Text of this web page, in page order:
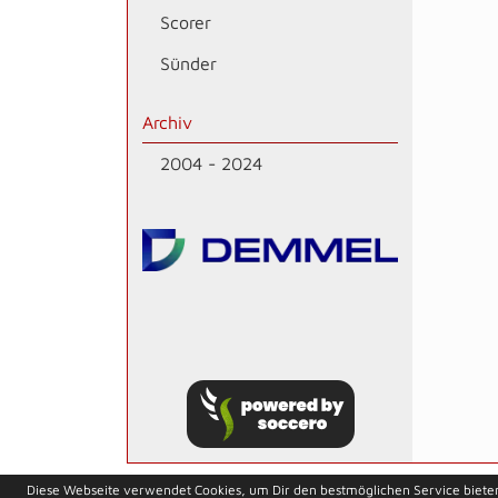
Scorer
Sünder
Archiv
2004 - 2024
soccero.de
Diese Webseite verwendet Cookies, um Dir den bestmöglichen Service